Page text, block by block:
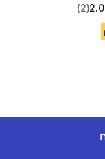
2.0
(2)